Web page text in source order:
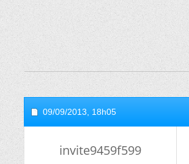
09/09/2013, 18h05
invite9459f599